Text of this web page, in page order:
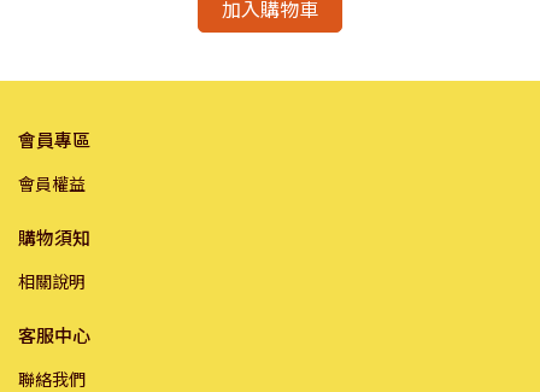
加入購物車
會員專區
會員權益
購物須知
相關說明
客服中心
聯絡我們